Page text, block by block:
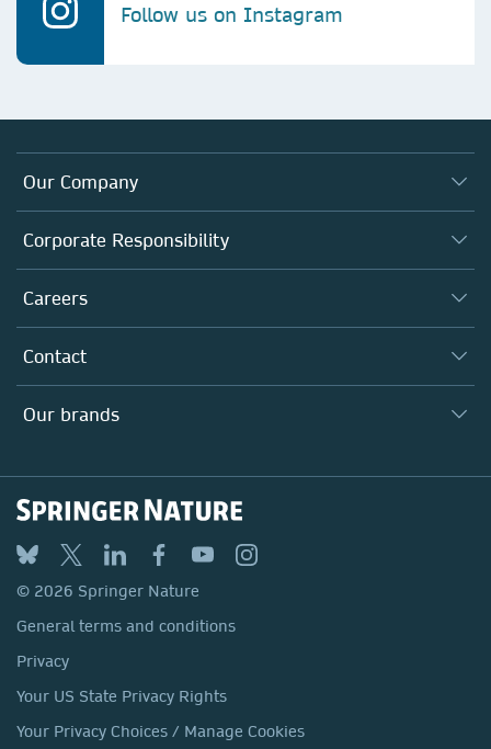
Follow us on Instagram
Our Company
About us
Executive team
Our Communities
Our Health Division
Corporate Responsibility
Taking Responsibility
Inclusion
Policies, Reports & Modern Slavery Act
Careers
Why Work Here?
Search our vacancies ↗
Contact
Locations & Contact
Our brands
Springer
BMC
Discover
Macmillan Education
Springer Health+
© 2026 Springer Nature
General terms and conditions
Privacy
Your US State Privacy Rights
Your Privacy Choices / Manage Cookies